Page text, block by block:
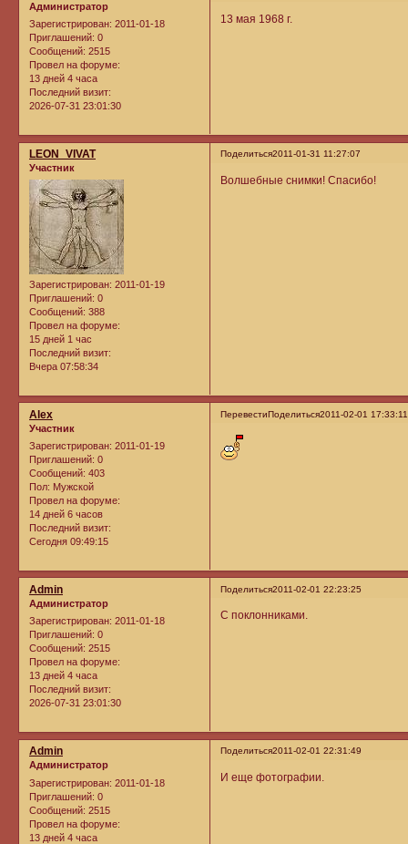
Администратор
Зарегистрирован: 2011-01-18
Приглашений: 0
Сообщений: 2515
Провел на форуме:
13 дней 4 часа
Последний визит:
2026-07-31 23:01:30
13 мая 1968 г.
Поделиться2011-01-31 11:27:07
LEON_VIVAT
Участник
Зарегистрирован: 2011-01-19
Приглашений: 0
Сообщений: 388
Провел на форуме:
15 дней 1 час
Последний визит:
Вчера 07:58:34
Волшебные снимки! Спасибо!
ПеревестиПоделиться2011-02-01 17:33:11
Alex
Участник
Зарегистрирован: 2011-01-19
Приглашений: 0
Сообщений: 403
Пол: Мужской
Провел на форуме:
14 дней 6 часов
Последний визит:
Сегодня 09:49:15
Поделиться2011-02-01 22:23:25
Admin
Администратор
Зарегистрирован: 2011-01-18
Приглашений: 0
Сообщений: 2515
Провел на форуме:
13 дней 4 часа
Последний визит:
2026-07-31 23:01:30
С поклонниками.
Поделиться2011-02-01 22:31:49
Admin
Администратор
Зарегистрирован: 2011-01-18
Приглашений: 0
Сообщений: 2515
Провел на форуме:
13 дней 4 часа
И еще фотографии.